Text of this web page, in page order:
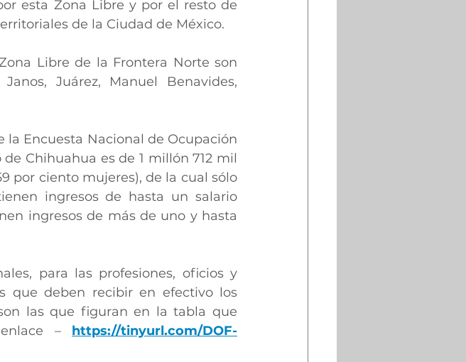
esta Zona Libre y por el resto de
de la Ciudad de México.
Libre de la Frontera Norte son
Juárez, Manuel Benavides,
Encuesta Nacional de Ocupación
Chihuahua es de 1 millón 712 mil
por ciento mujeres), de la cual sólo
ingresos de hasta un salario
ingresos de más de uno y hasta
para las profesiones, oficios y
que deben recibir en efectivo los
las que figuran en la tabla que
– https://tinyurl.com/DOF-